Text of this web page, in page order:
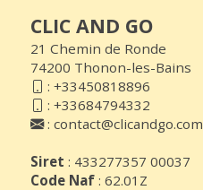
CLIC AND GO
21 Chemin de Ronde
74200 Thonon-les-Bains
: +33450818896
: +33684794332
: contact@clicandgo.com
Siret : 433277357 00037
Code Naf : 62.01Z